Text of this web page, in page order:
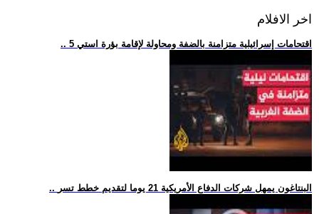
اخر الافلام
.. 5 اقتحامات إسرائيلية متزامنة بالضفة ومحاولة لإقامة بؤرة استي
.. البنتاغون يمهل شركات الدفاع الأمريكية 21 يوما لتقديم خطط تسر